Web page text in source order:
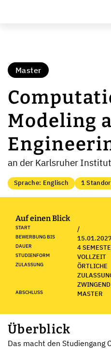
Master
Modeling
an der Karlsruher
Sprache: Englisch 1
Auf einen Blick
START /
BEWERBUNG BIS
DAUER 4
STUDIENFORM VOLLZEIT
ZULASSUNG
ÖRTLICHE
ABSCHLUSS MASTER
Überblick
Das macht den Studiengang